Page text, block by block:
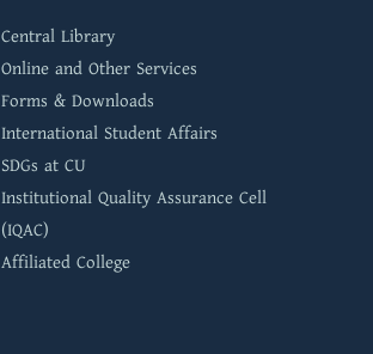
Central Library
Online and Other Services
Forms & Downloads
International Student Affairs
SDGs at CU
Institutional Quality Assurance Cell
(IQAC)
Affiliated College